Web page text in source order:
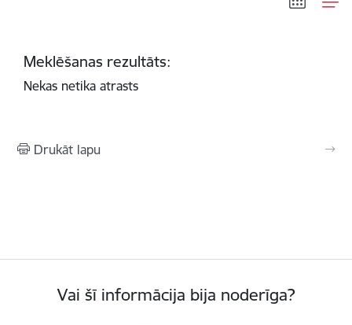
Meklēšanas rezultāts:
Nekas netika atrasts
Drukāt lapu
Vai šī informācija bija noderīga?